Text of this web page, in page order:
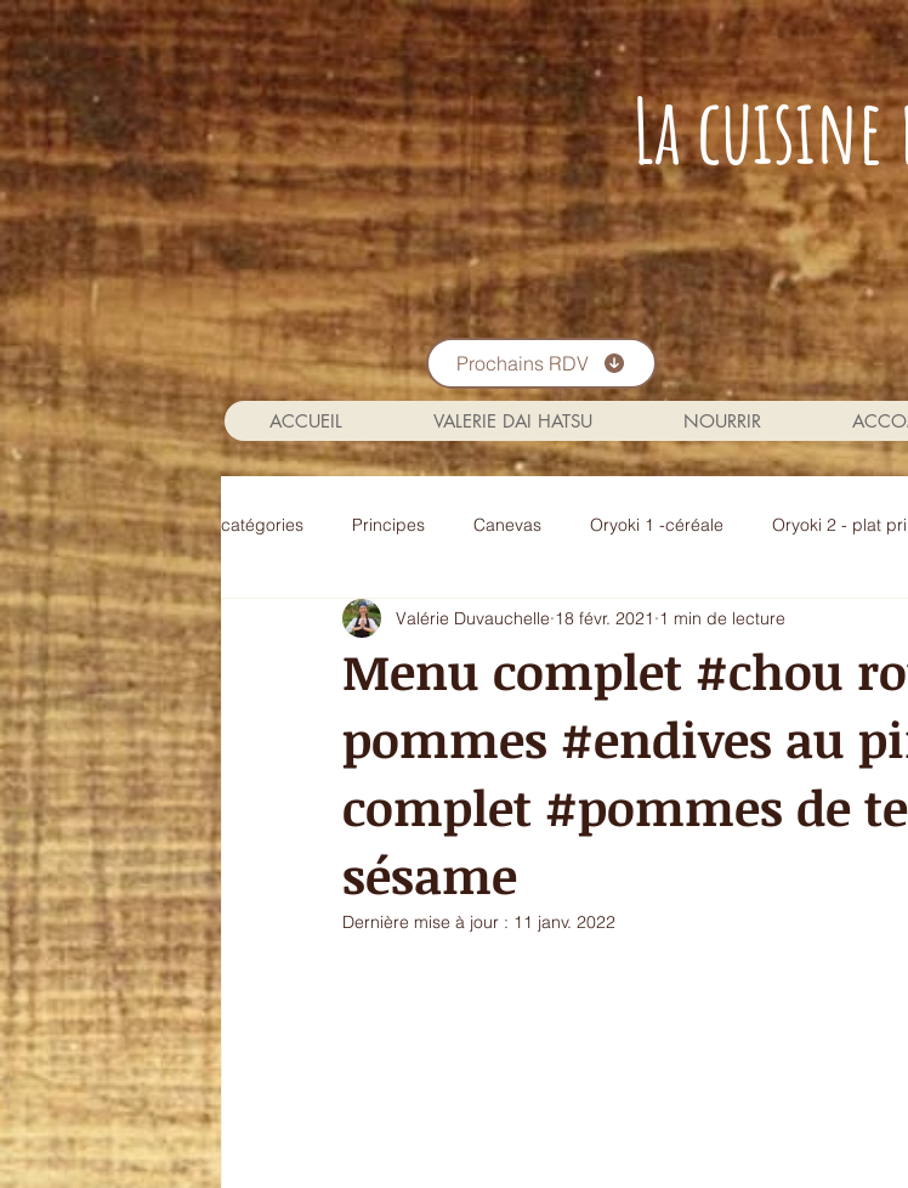
La
Prochains RDV
ACCUEIL VALERIE DAI HATSU NOURRIR
catégories Principes Canevas Oryoki 1 -céréale Oryoki 2 - plat
Oryoki 4 - plat composé Oryoki 5 - entrée chic ou dessert
Ecritures / vidéos
sans gluten
Menu complet #chou
pommes #endives au
complet #pommes de
sésame
Valérie Duvauchelle 18 févr. 2021 1 min de lecture
Dernière mise à jour : 11 janv. 2022